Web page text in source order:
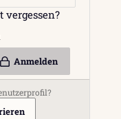
vergessen?
Anmelden